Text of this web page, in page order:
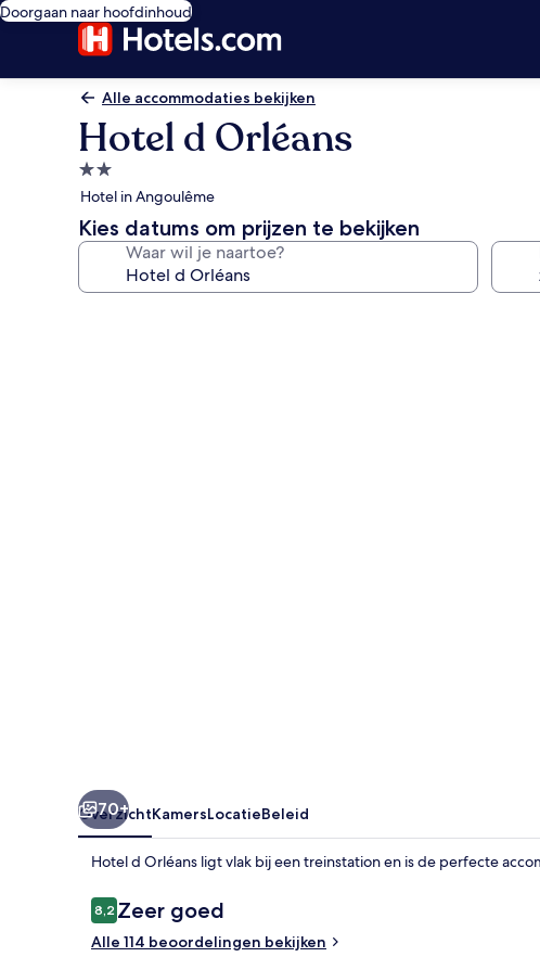
Doorgaan naar hoofdinhoud
Alle accommodaties bekijken
Hotel d Orléans
2.0-
sterrenaccommodatie
Hotel in Angoulême
Kies datums om prijzen te bekijken
Waar wil je naartoe?
70+
OverzichtKamersLocatieBeleid
Hotel d Orléans ligt vlak bij een treinstation en is de perfecte
Beoordelingen
8,28,2 op 10 –
Zeer goed
Alle 114 beoordelingen bekijken